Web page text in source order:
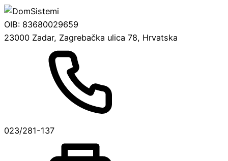
odabrati
na
stranici
proizvoda
više
varijanti.
se
mogu
odabrati
na
stranici
OIB: 83680029659
23000 Zadar, Zagrebačka ulica 78, Hrvatska
023/281-137